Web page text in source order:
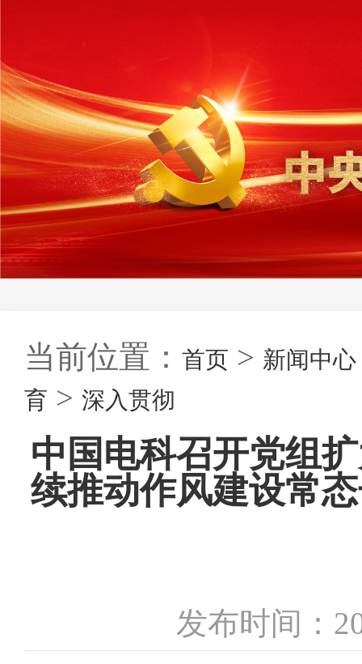
当前位置： 首页 > 新闻中心
育 > 深入贯彻
中国电科召开党组
续推动作风建设常
发布时间：